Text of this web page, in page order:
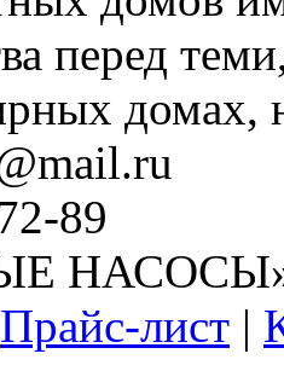
перед
домах,
89
НАСОСЫ»
Прайс-лист |